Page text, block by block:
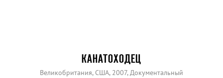
КАНАТОХОДЕЦ
Великобритания, США, 2007, Документальный